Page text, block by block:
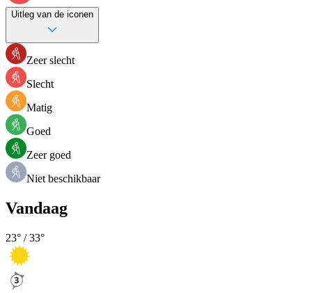
Uitleg van de iconen
Zeer slecht
Slecht
Matig
Goed
Zeer goed
Niet beschikbaar
Vandaag
23° /33°